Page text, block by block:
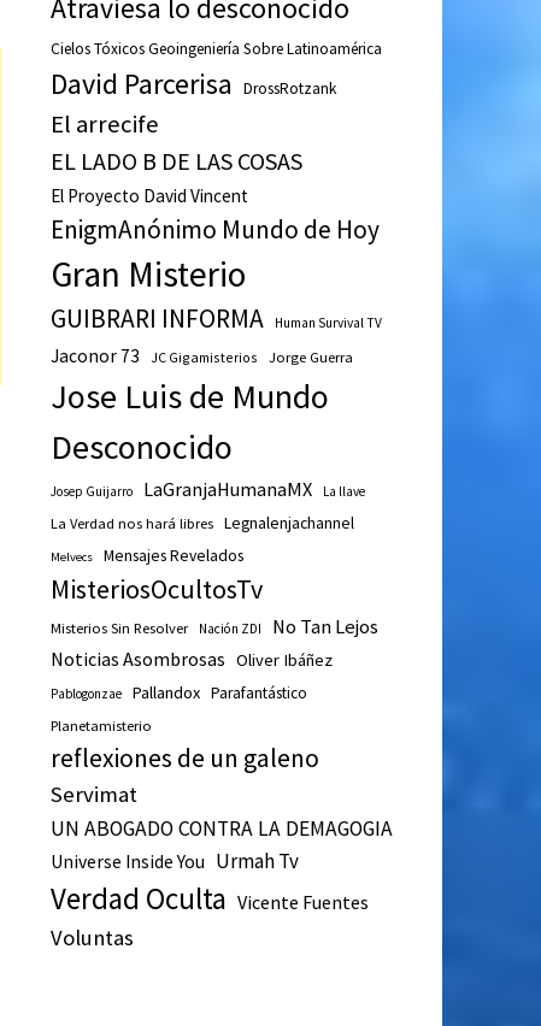
Atraviesa lo desconocido
Cielos Tóxicos Geoingeniería Sobre Latinoamérica
David Parcerisa DrossRotzank
El arrecife
EL LADO B DE LAS COSAS
El Proyecto David Vincent
EnigmAnónimo Mundo de Hoy
Gran Misterio
GUIBRARI INFORMA Human Survival TV
Jaconor 73 JC Gigamisterios Jorge Guerra
Jose Luis de Mundo
Desconocido
Josep Guijarro LaGranjaHumanaMX La llave
La Verdad nos hará libres Legnalenjachannel
Melvecs Mensajes Revelados
MisteriosOcultosTv
Misterios Sin Resolver Nación ZDI No Tan Lejos
Noticias Asombrosas Oliver Ibáñez
Pablogonzae Pallandox Parafantástico
Planetamisterio
reflexiones de un galeno
Servimat
UN ABOGADO CONTRA LA DEMAGOGIA
Universe Inside You Urmah Tv
Verdad Oculta Vicente Fuentes
Voluntas